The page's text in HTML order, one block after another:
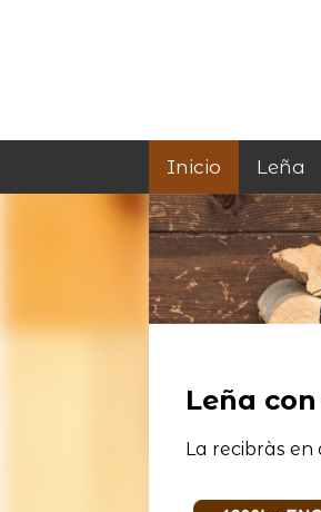
Inicio Leña
Leña
La recibràs en